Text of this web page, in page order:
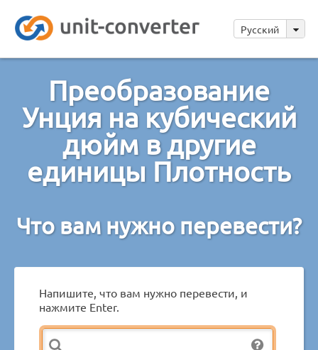
Русский
Преобразование
Унция на кубический
дюйм в другие
единицы Плотность
Что вам нужно перевести?
Напишите, что вам нужно перевести, и
нажмите Enter.